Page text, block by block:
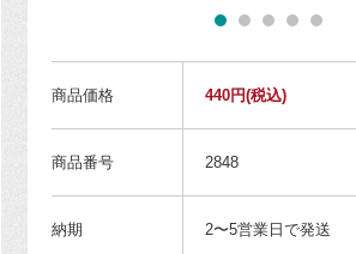
商品価格 440円(税込)
商品番号 2848
納期 2〜5営業日で発送